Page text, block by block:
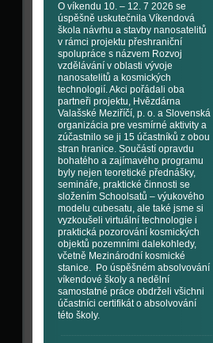
O víkendu 10. – 12. 7 2026 se
úspěšně uskutečnila Víkendová
škola návrhu a stavby nanosatelitů
v rámci projektu přeshraniční
spolupráce s názvem Rozvoj
vzdělávání v oblasti vývoje
nanosatelitů a kosmických
technologií. Akci pořádali oba
partneři projektu, Hvězdárna
Valašské Meziříčí, p. o. a Slovenská
organizácia pre vesmírné aktivity a
zúčastnilo se ji 15 účastníků z obou
stran hranice. Součástí opravdu
bohatého a zajímavého programu
byly nejen teoretické přednášky,
semináře, praktické činnosti se
složením Schoolsatů – výukového
modelu cubesatu, ale také jsme si
vyzkoušeli virtuální technologie i
praktická pozorování kosmických
objektů pozemními dalekohledy,
včetně Mezinárodní kosmické
stanice. Po úspěšném absolvování
víkendové školy a nedělní
samostatné práce obdrželi všichni
účastníci certifikát o absolvování
této školy.